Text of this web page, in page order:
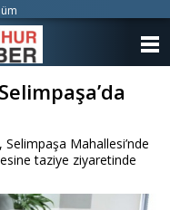
Mahallesi’nde
taziye ziyaretinde
KATEGORİLER
ANKETLER